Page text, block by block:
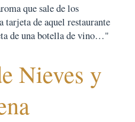
que sale de los
tarjeta de aquel restaurante
de una botella de vino…"
Nieves y